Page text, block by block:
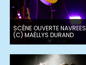
SCÈNE OUVERTE NAVREES
(C) MAËLLYS DURAND